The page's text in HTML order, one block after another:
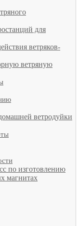
для
ветряков-
ветряную
ветродуйки
по изготовлению
магнитах